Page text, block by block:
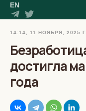
EN
14:14, 11 НОЯБРЯ, 2025 Г.
достигла
года